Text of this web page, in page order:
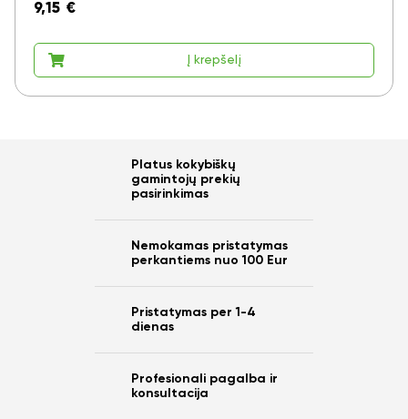
9,15 €
Į krepšelį
Platus kokybiškų
gamintojų prekių
pasirinkimas
Nemokamas pristatymas
perkantiems nuo 100 Eur
Pristatymas per 1-4
dienas
Profesionali pagalba ir
konsultacija